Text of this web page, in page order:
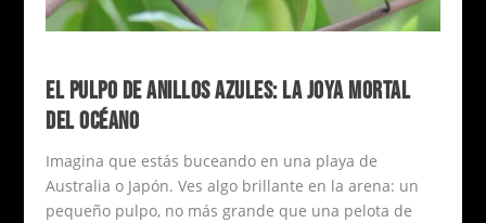
EL PULPO DE ANILLOS AZULES: LA JOYA MORTAL
DEL OCÉANO
Imagina que estás buceando en una playa de
Australia o Japón. Ves algo brillante en la arena: un
pequeño pulpo, no más grande que una pelota de